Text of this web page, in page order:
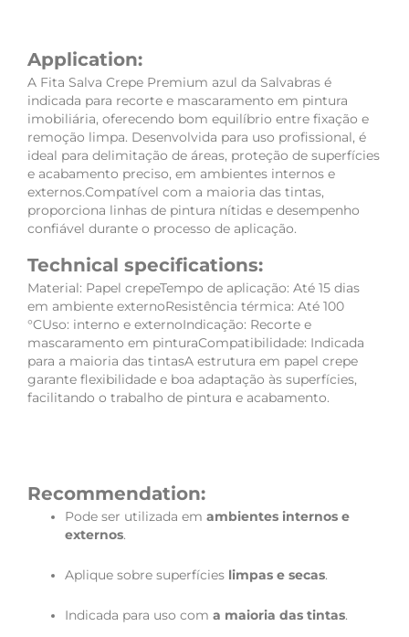
Application:
A Fita Salva Crepe Premium azul da Salvabras é
indicada para recorte e mascaramento em pintura
imobiliária, oferecendo bom equilíbrio entre fixação e
remoção limpa. Desenvolvida para uso profissional, é
ideal para delimitação de áreas, proteção de superfícies
e acabamento preciso, em ambientes internos e
externos.Compatível com a maioria das tintas,
proporciona linhas de pintura nítidas e desempenho
confiável durante o processo de aplicação.
Technical specifications:
Material: Papel crepeTempo de aplicação: Até 15 dias
em ambiente externoResistência térmica: Até 100
°CUso: interno e externoIndicação: Recorte e
mascaramento em pinturaCompatibilidade: Indicada
para a maioria das tintasA estrutura em papel crepe
garante flexibilidade e boa adaptação às superfícies,
facilitando o trabalho de pintura e acabamento.
Recommendation:
Pode ser utilizada emambientes internos e
externos.
Aplique sobre superfícies limpas e secas.
Indicada para uso coma maioria das tintas.